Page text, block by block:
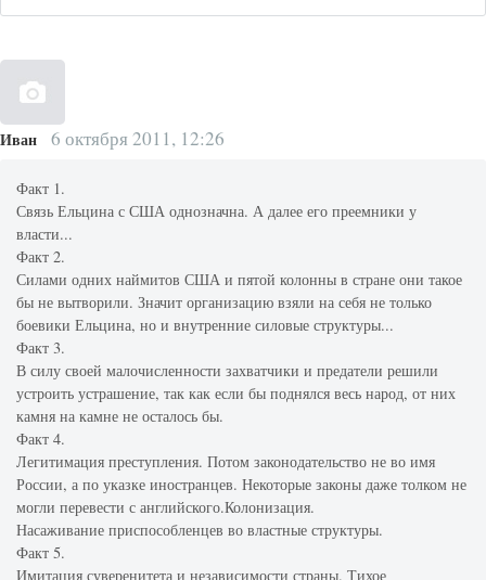
Иван 6 октября 2011, 12:26
Факт 1.
Связь Ельцина с США однозначна. А далее его преемники у
власти...
Факт 2.
Силами одних наймитов США и пятой колонны в стране они такое
бы не вытворили. Значит организацию взяли на себя не только
боевики Ельцина, но и внутренние силовые структуры...
Факт 3.
В силу своей малочисленности захватчики и предатели решили
устроить устрашение, так как если бы поднялся весь народ, от них
камня на камне не осталось бы.
Факт 4.
Легитимация преступления. Потом законодательство не во имя
России, а по указке иностранцев. Некоторые законы даже толком не
могли перевести с английского.Колонизация.
Насаживание приспособленцев во властные структуры.
Факт 5.
Имитация суверенитета и независимости страны. Тихое